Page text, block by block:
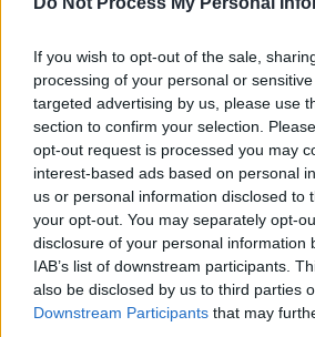
If you wish to opt-out of the sale,
processing of your personal or
targeted advertising by us, please use
section to confirm your selection.
opt-out request is processed you may
interest-based ads based on personal
us or personal information disclosed to
your opt-out. You may separately opt-
disclosure of your personal information
IAB’s list of downstream participants.
also be disclosed by us to third parties
Downstream Participants that may
ενώ θεμελιώνεται και
ευρωπαϊκό δικαστήριο»
συνήγορος Δημήτρης
ΔΙΑΒΑΣΤΕ ΕΠΙΣΗΣ
Ελλάδα|07.02.2022 07:00
Ένοπλη ληστεία στα
ΑΝΕΚ στον Πειραιά -
αστυνομικοί